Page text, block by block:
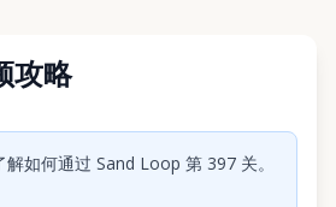
攻略
点击播放视频
如何通过 Sand Loop 第 397 关。